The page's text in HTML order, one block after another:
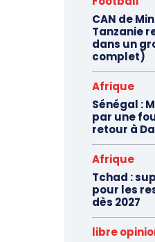
CAN de
Tanzanie
dans un
complet)
Afrique
Sénégal :
par une
retour à
Afrique
Tchad :
pour les
dès 2027
libre